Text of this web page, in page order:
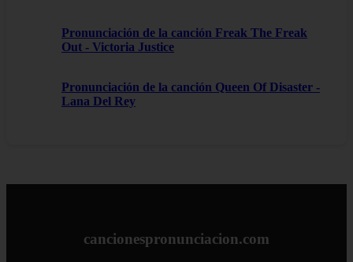
Pronunciación de la canción Freak The Freak
Out - Victoria Justice
Pronunciación de la canción Queen Of Disaster -
Lana Del Rey
cancionespronunciacion.com